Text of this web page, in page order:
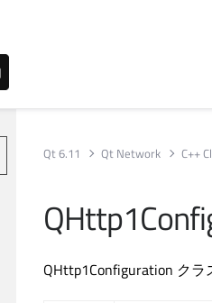
Qt 6.11 Qt Network C++
QHttp1Configuration クラ